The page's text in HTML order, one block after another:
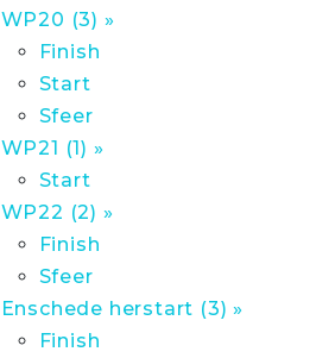
WP20 (3) »
Finish
Start
Sfeer
WP21 (1) »
Start
WP22 (2) »
Finish
Sfeer
Enschede herstart (3) »
Finish